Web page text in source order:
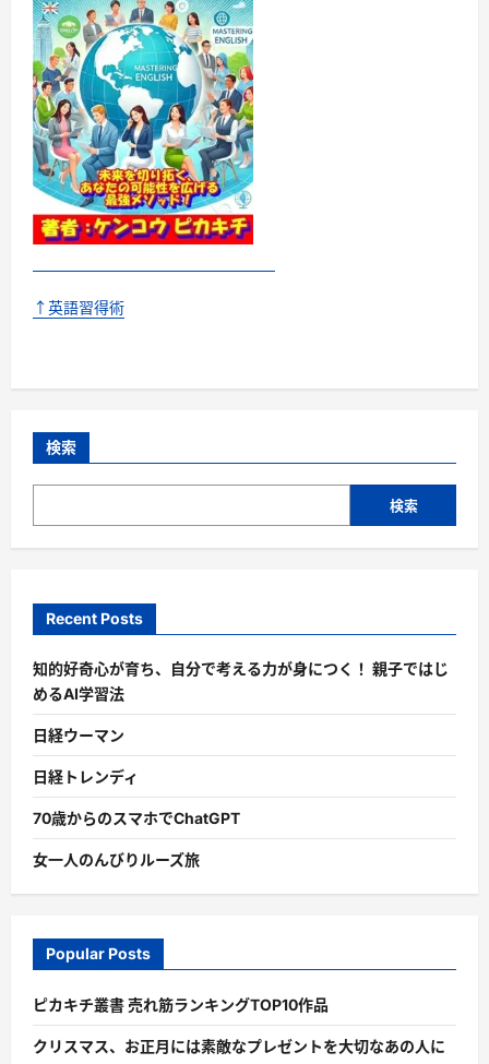
↑英語習得術
検索
検索
Recent Posts
知的好奇心が育ち、自分で考える力が身につく！ 親子ではじ
めるAI学習法
日経ウーマン
日経トレンディ
70歳からのスマホでChatGPT
女一人のんびりルーズ旅
Popular Posts
ピカキチ叢書 売れ筋ランキングTOP10作品
クリスマス、お正月には素敵なプレゼントを大切なあの人に